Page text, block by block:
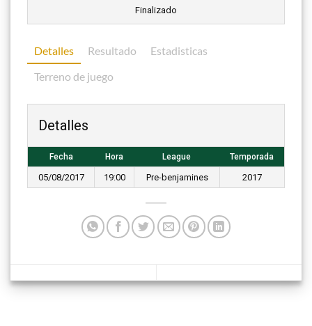
Finalizado
Detalles Resultado
Estadisticas
Terreno de juego
Detalles
Fecha Hora League Temporada
05/08/2017 19:00 Pre-benjamines 2017